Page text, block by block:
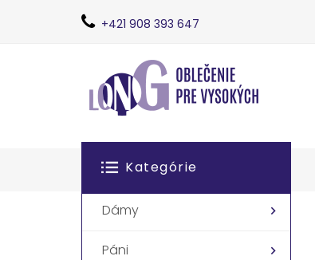
+421 908 393 647
Kategórie
Dámy
Páni